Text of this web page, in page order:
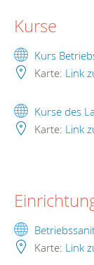
Kurse
Kurs
Karte: Link
Kurse des
Karte: Link
Karte: Link